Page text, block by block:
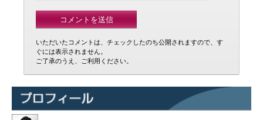
いただいたコメントは、チェックしたのち公開されますので、す
ぐには表示されません。
ご了承のうえ、ご利用ください。